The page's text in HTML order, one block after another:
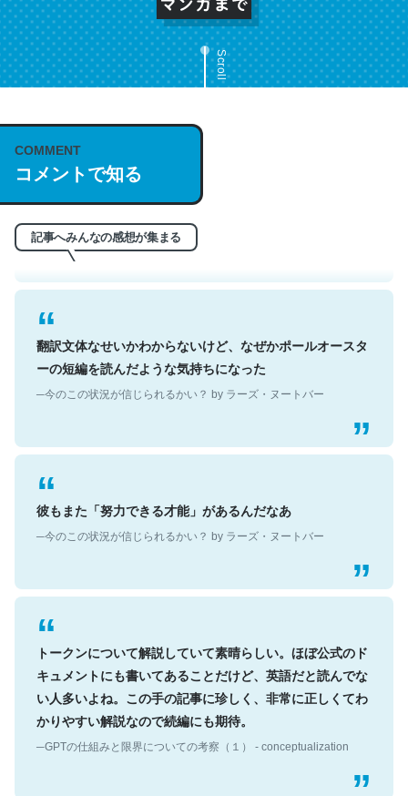
Scroll
COMMENT
コメントで知る
記事へみんなの感想が集まる
これは名文。彼はとてもクレバーなんだろうなと凄く思
う。英語少しでも読める人は原文もお勧め。自分はこの流
れ好き。Let’s Fucking Go. Then Covid hit. Shit.
─今のこの状況が信じられるかい？ by ラーズ・ヌートバー
翻訳文体なせいかわからないけど、なぜかポールオースタ
ーの短編を読んだような気持ちになった
─今のこの状況が信じられるかい？ by ラーズ・ヌートバー
彼もまた「努力できる才能」があるんだなあ
─今のこの状況が信じられるかい？ by ラーズ・ヌートバー
トークンについて解説していて素晴らしい。ほぼ公式のド
キュメントにも書いてあることだけど、英語だと読んでな
い人多いよね。この手の記事に珍しく、非常に正しくてわ
かりやすい解説なので続編にも期待。
─GPTの仕組みと限界についての考察（１） - conceptualization